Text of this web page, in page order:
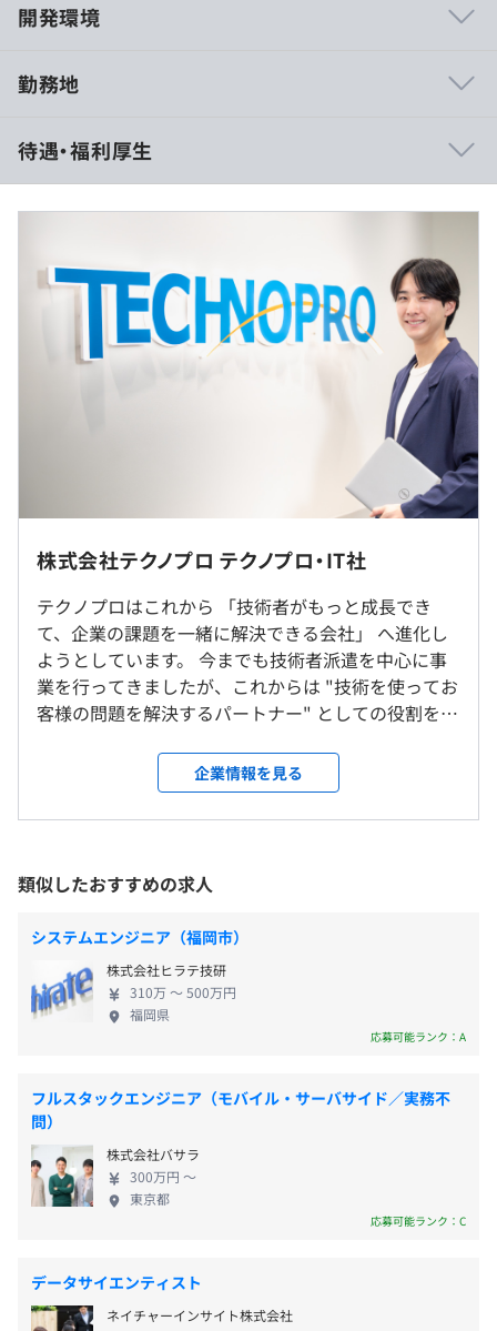
開発環境
スキルを成長させ続けています。
そのため、顧客先からの評価も高く、重要性の高いプロジ
ェクト案件を獲得しやすい状況にあります。
・オンラインサービスの開発／運用
・コーポレイトサイト構築
＜研修制度＞
入社導入研修、技術研修、ヒューマン・ビジネス研修、e
ラーニング研修、Winスクール/Winラーニング（100種以
上のカリキュラムが受講無料）
※各種制度・研修の利用については、社内承認が必要です
プロジェクトごとに選択、オブジェクト指向、ウォーター
フォール、アジャイル
エンジニア一人一人に等級が付けられており、等級別での
大まかな給与の下限・上限が決まっております。
年に1度の査定評価をさせて頂き、ステップアップしつつ
等級も上げ、収入も増える仕組みになっています。
勤務地
＜拠点一覧＞
札幌、仙台、土浦、千葉、柏、埼玉、東京、八王子、横
浜、厚木、金沢、富山、新潟、静岡、浜松、名古屋、刈
谷、京都、大阪、神戸、岡山、広島、高松、松山、福岡、
※基本的に希望しない転勤はありません
当をお任せします
・配属先企業の判断により、在宅勤務も実施しています
就業形態は、自社開発センターでの勤務(受託契約)もしく
はクライアント企業での勤務(構内請負契約/派遣契約)とな
就業場所の変更範囲
＜雇入時＞
全国各拠点・開発センターおよびプロジェクト先
＜変更範囲＞
会社の定める場所（テレワークを行う場所を含む）
受動喫煙防止措置に関する事項
原則屋内禁煙
ただし、就業場所により異なる
待遇・福利厚生
・月給：237,000円～312,000円（残業代と賞与は別途支
・固定残業有無：なし
・昇給：年1回
※残業代支給規定：法定超25%増/深夜25%増/60時間超
50%増/法定休日35%増
＜モデル年収例＞
・800万円/マネージャー/月給50万円＋賞与/40代/入社9年
・600万円/リーダー/月給40万円＋賞与/34歳/入社3年目
・500万円/サブリーダー/月給33万円＋賞与/26歳/入社3年
・勤務形態：固定時間制
・就業時間：9:00～18:00
休憩時間：休憩60分
平均残業時間：11.1時間
年間休日122日
週休2日制（土・日)、祝日
※祝日のある週は土曜出社あり。（会社カレンダーによ
・年末年始休暇
・慶弔休暇
・産前・産後休暇
株式会社テクノプロ テクノプロ・IT社
テクノプロはこれから 「技術者がもっと成長でき
て、企業の課題を一緒に解決できる会社」 へ進化し
ようとしています。 今までも技術者派遣を中心に事
業を行ってきましたが、これからは "技術を使ってお
客様の問題を解決するパートナー" としての役割をも
ているのか - エンジニアが新しい技術を学び続けられ
る環境をつくる - お客様の「困った」を見つけて、解
決策まで提案できる会社になる - デジタル技術（AI、
技術者も企業も自然と集まってくる"選ばれる会
社"を目指す 2. これから力を入れること ● エンジニ
アのスキルアップ - 市場で求められる技術を学べる研
修を強化 - 特にデジタル・先端技術のスキルを伸ばす
仕組みを整備 - 「成長したい人がちゃんと成長でき
る」環境づくり ● 課題解決型のサービスを広げる -
ただ人を派遣するだけでなく、技術を使って課題を
ベース開発、IoTなどの分野でサービスを強化 - 付加
価値の高い仕事を増やし、会社としての成長につな
げる ● 外部との連携を広げる - 大学や企業と協力
し、新しい技術やサービスを一緒に生み出す - パート
ナーシップを活かして事業領域を広げる 3. 市場の動
きと会社のチャンス - 自動車のEV化や製造業のデジ
材不足が深刻で、デジタル技術に強いエンジニアは
特に求められている - テクノプロは安定した取引基盤
があり、成長のチャンスが大きい
企業情報を見る
類似したおすすめの求人
システムエンジニア（福岡市）
株式会社ヒラテ技研
310万 〜 500万円
福岡県
応募可能ランク：A
フルスタックエンジニア（モバイル・サーバサイド／実務不
問）
株式会社バサラ
300万円 〜
東京都
応募可能ランク：C
データサイエンティスト
ネイチャーインサイト株式会社